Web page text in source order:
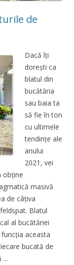
de
Dacă îți
dorești ca
blatul din
bucătăria
sau baia ta
să fie în ton
cu ultimele
tendințe ale
anului
2021, vei
obține
masivă
de câțiva
Blatul
al bucătăriei
aceasta
bucată de